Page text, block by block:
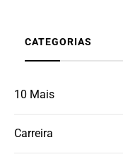
CATEGORIAS
10 Mais
Carreira